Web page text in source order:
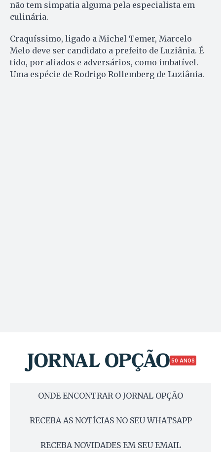
não tem simpatia alguma pela especialista em
culinária.
Craquíssimo, ligado a Michel Temer, Marcelo
Melo deve ser candidato a prefeito de Luziânia. É
tido, por aliados e adversários, como imbatível.
Uma espécie de Rodrigo Rollemberg de Luziânia.
50 ANOS
ONDE ENCONTRAR O JORNAL OPÇÃO
RECEBA AS NOTÍCIAS NO SEU WHATSAPP
RECEBA NOVIDADES EM SEU EMAIL